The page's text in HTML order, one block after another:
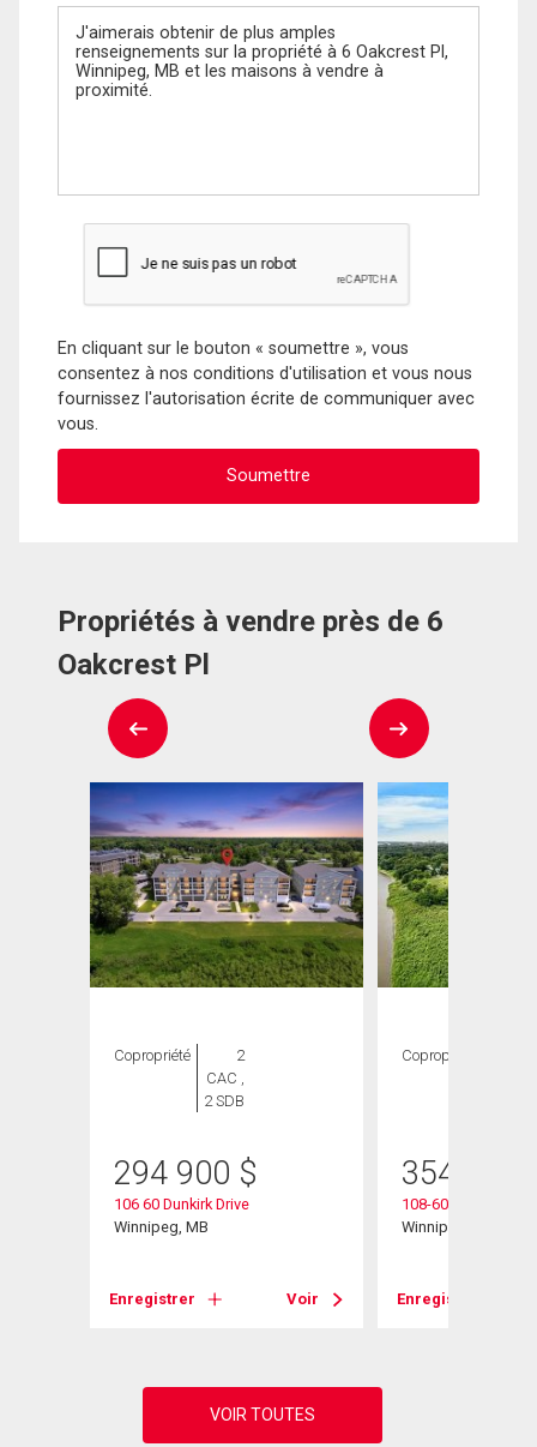
Message
En cliquant sur le bouton « soumettre », vous
consentez à nos conditions d'utilisation et vous nous
fournissez l'autorisation écrite de communiquer avec
vous.
Propriétés à vendre près de 6
Oakcrest Pl
Copropriété
2
CAC ,
2 SDB
294 900 $
106 60 Dunkirk Drive
Winnipeg, MB
Enregistrer Voir
Copropriété
354 900
108-60 Dunkirk Dr
Winnipeg, MB
Enregistrer